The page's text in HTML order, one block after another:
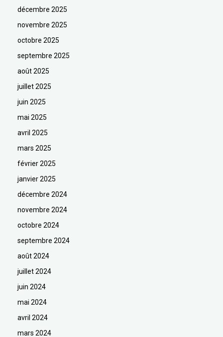
décembre 2025
novembre 2025
octobre 2025
septembre 2025
août 2025
juillet 2025
juin 2025
mai 2025
avril 2025
mars 2025
février 2025
janvier 2025
décembre 2024
novembre 2024
octobre 2024
septembre 2024
août 2024
juillet 2024
juin 2024
mai 2024
avril 2024
mars 2024